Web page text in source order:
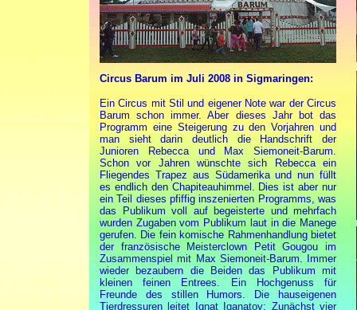
Circus Barum im Juli 2008 in Sigmaringen:
Ein Circus mit Stil und eigener Note war der Circus
Barum schon immer. Aber dieses Jahr bot das
Programm eine Steigerung zu den Vorjahren und
man sieht darin deutlich die Handschrift der
Junioren Rebecca und Max Siemoneit-Barum.
Schon vor Jahren wünschte sich Rebecca ein
Fliegendes Trapez aus Südamerika und nun füllt
es endlich den Chapiteauhimmel. Dies ist aber nur
ein Teil dieses pfiffig inszenierten Programms, was
das Publikum voll auf begeisterte und mehrfach
wurden Zugaben vom Publikum laut in die Manege
gerufen. Die fein komische Rahmenhandlung bietet
der französische Meisterclown Petit Gougou im
Zusammenspiel mit Max Siemoneit-Barum. Immer
wieder bezaubern die Beiden das Publikum mit
kleinen feinen Entrees. Ein Hochgenuss für
Freunde des stillen Humors. Die hauseigenen
Tierdressuren leitet Ignat Iganatov: Zunächst vier